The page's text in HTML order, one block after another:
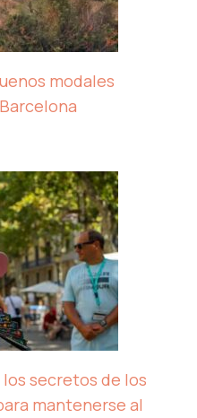
modales
secretos de los
mantenerse al